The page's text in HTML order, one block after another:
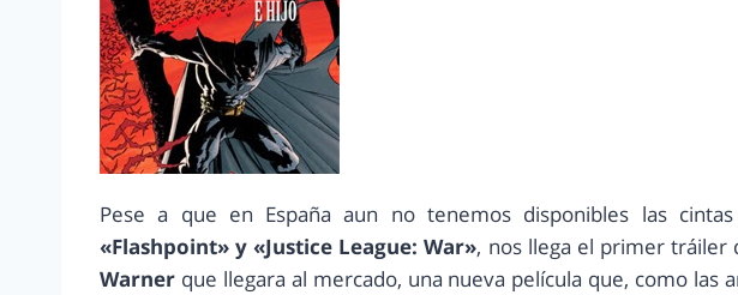
Pese a que en España aun no tenemos disponibles las
«Flashpoint» y «Justice League: War», nos llega el primer tráiler
Warner que llegara al mercado, una nueva película que, como las